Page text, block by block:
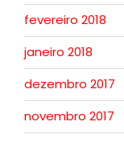
fevereiro 2018
janeiro 2018
dezembro 2017
novembro 2017